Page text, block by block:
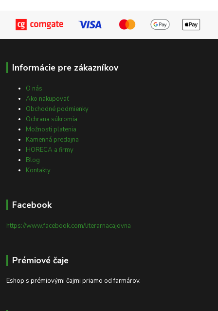
Informácie pre zákazníkov
O nás
Ako nakupovať
Obchodné podmienky
Ochrana súkromia
Možnosti platenia
Kamenná predajna
HORECA a firmy
Blog
Kontakty
Facebook
https://www.facebook.com/literarnacajovna
Prémiové čaje
Eshop s prémiovými čajmi priamo od farmárov.